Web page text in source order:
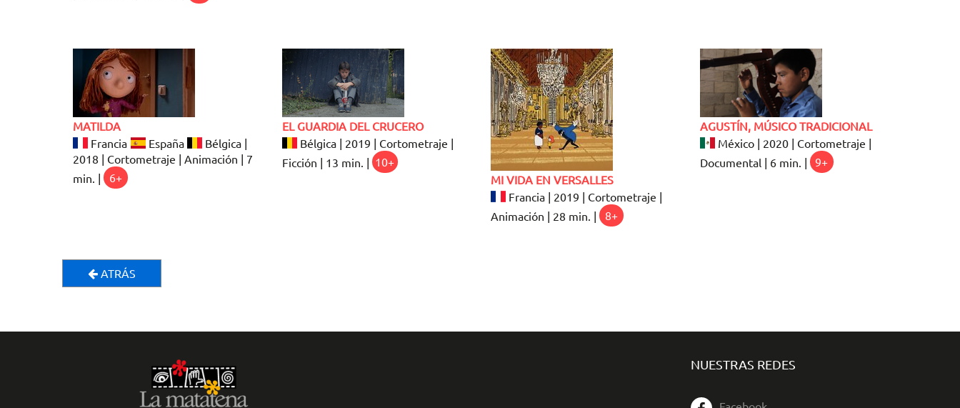
MATILDA
Francia
España
Bélgica |
2018 | Cortometraje | Animación | 7
min. |
6+
EL GUARDIA DEL CRUCERO
Bélgica | 2019 | Cortometraje |
Ficción | 13 min. | 10+
MI VIDA EN VERSALLES
Francia | 2019 | Cortometraje |
Animación | 28 min. |
8+
AGUSTÍN, MÚSICO TRADICIONAL
México | 2020 | Cortometraje |
Documental | 6 min. |
9+
ATRÁS
NUESTRAS REDES